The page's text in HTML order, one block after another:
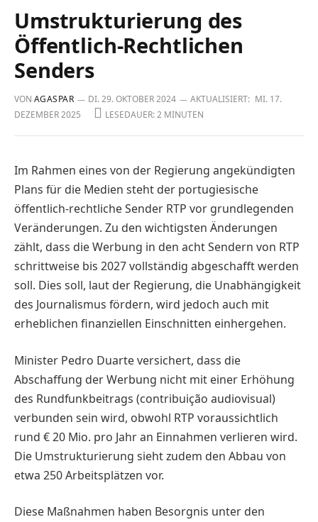
Umstrukturierung des
Öffentlich-Rechtlichen
Senders
VON AGASPAR DI. 29. OKTOBER 2024 AKTUALISIERT: MI. 17.
DEZEMBER 2025
LESEDAUER: 2 MINUTEN
Im Rahmen eines von der Regierung angekündigten
Plans für die Medien steht der portugiesische
öffentlich-rechtliche Sender RTP vor grund­legenden
Veränderungen. Zu den wichtigsten Änderungen
zählt, dass die Werbung in den acht Sendern von RTP
schrittweise bis 2027 voll­ständig abgeschafft werden
soll. Dies soll, laut der Regierung, die Unabhängigkeit
des Journalis­mus fördern, wird jedoch auch mit
erheblichen finanziellen Einschnitten einhergehen.
Minister Pedro Duarte versichert, dass die
Abschaffung der Werbung nicht mit einer Erhöhung
des Rundfunkbeitrags (contribuição audiovisual)
verbunden sein wird, obwohl RTP voraussichtlich
rund € 20 Mio. pro Jahr an Einnahmen verlieren wird.
Die Umstrukturierung sieht zudem den Abbau von
etwa 250 Arbeitsplätzen vor.
Diese Maßnahmen haben Besorgnis unter den